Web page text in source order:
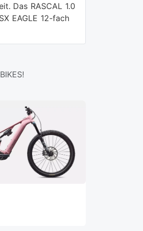
Das RASCAL 1.0
EAGLE 12-fach